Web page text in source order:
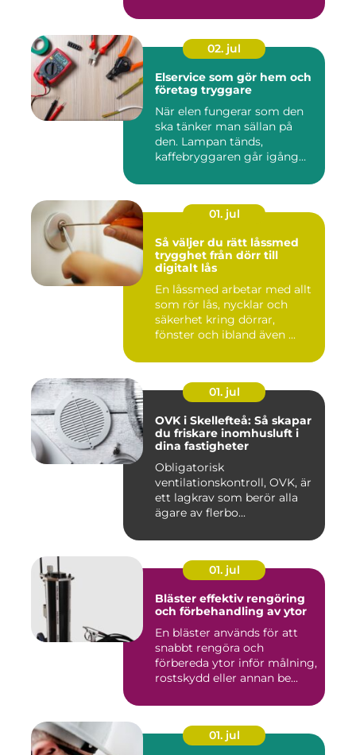
02. jul
Elservice som gör hem och
företag tryggare
När elen fungerar som den
ska tänker man sällan på
den. Lampan tänds,
kaffebryggaren går igång
01. jul
Så väljer du rätt låssmed
trygghet från dörr till
digitalt lås
En låssmed arbetar med allt
som rör lås, nycklar och
säkerhet kring dörrar,
fönster och ibland även ...
01. jul
OVK i Skellefteå: Så skapar
du friskare inomhusluft i
dina fastigheter
Obligatorisk
ventilationskontroll, OVK, är
ett lagkrav som berör alla
ägare av flerbo...
01. jul
Bläster effektiv rengöring
och förbehandling av ytor
En bläster används för att
snabbt rengöra och
förbereda ytor inför målning,
rostskydd eller annan be...
01. jul